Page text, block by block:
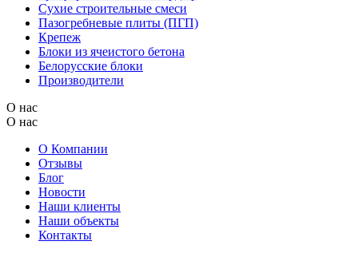
Сухие строительные смеси
Пазогребневые плиты (ПГП)
Крепеж
Блоки из ячеистого бетона
Белорусские блоки
Производители
О нас
О нас
О Компании
Отзывы
Блог
Новости
Наши клиенты
Наши объекты
Контакты